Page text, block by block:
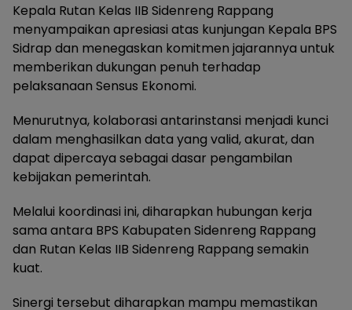
Kepala Rutan Kelas IIB Sidenreng Rappang
menyampaikan apresiasi atas kunjungan Kepala BPS
Sidrap dan menegaskan komitmen jajarannya untuk
memberikan dukungan penuh terhadap
pelaksanaan Sensus Ekonomi.
Menurutnya, kolaborasi antarinstansi menjadi kunci
dalam menghasilkan data yang valid, akurat, dan
dapat dipercaya sebagai dasar pengambilan
kebijakan pemerintah.
Melalui koordinasi ini, diharapkan hubungan kerja
sama antara BPS Kabupaten Sidenreng Rappang
dan Rutan Kelas IIB Sidenreng Rappang semakin
kuat.
Sinergi tersebut diharapkan mampu memastikan